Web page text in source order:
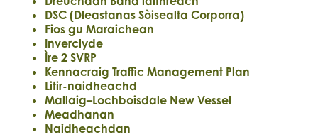
DSC (Dleastanas Sòisealta Corporra)
Fios gu Maraichean
Inverclyde
Ìre 2 SVRP
Kennacraig Traffic Management Plan
Litir-naidheachd
Mallaig–Lochboisdale New Vessel
Meadhanan
Naidheachdan